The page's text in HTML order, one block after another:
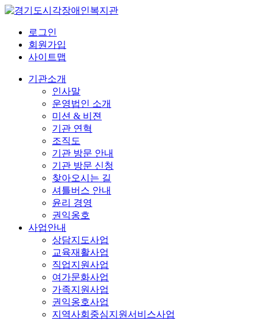
로그인
회원가입
사이트맵
기관소개
인사말
운영법인 소개
미션 & 비젼
기관 연혁
조직도
기관 방문 안내
기관 방문 신청
찾아오시는 길
셔틀버스 안내
윤리 경영
권익옹호
사업안내
상담지도사업
교육재활사업
직업지원사업
여가문화사업
가족지원사업
권익옹호사업
지역사회중심지원서비스사업